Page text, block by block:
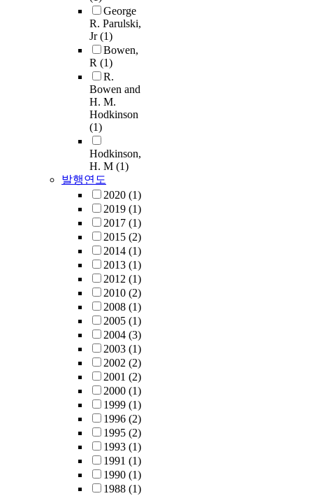
George
R. Parulski,
Jr(1)
Bowen,
R (1)
R.
Bowen and
H. M.
Hodkinson
(1)
Hodkinson,
H. M (1)
발행연도
2020 (1)
2019 (1)
2017 (1)
2015 (2)
2014 (1)
2013 (1)
2012 (1)
2010 (2)
2008 (1)
2005 (1)
2004 (3)
2003 (1)
2002 (2)
2001 (2)
2000 (1)
1999 (1)
1996 (2)
1995 (2)
1993 (1)
1991 (1)
1990 (1)
1988 (1)